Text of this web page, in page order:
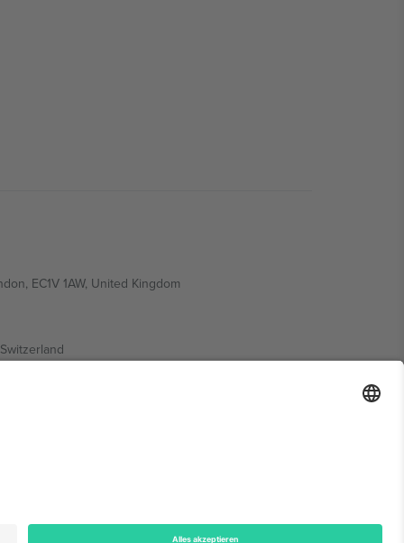
EC1V 1AW, United Kingdom